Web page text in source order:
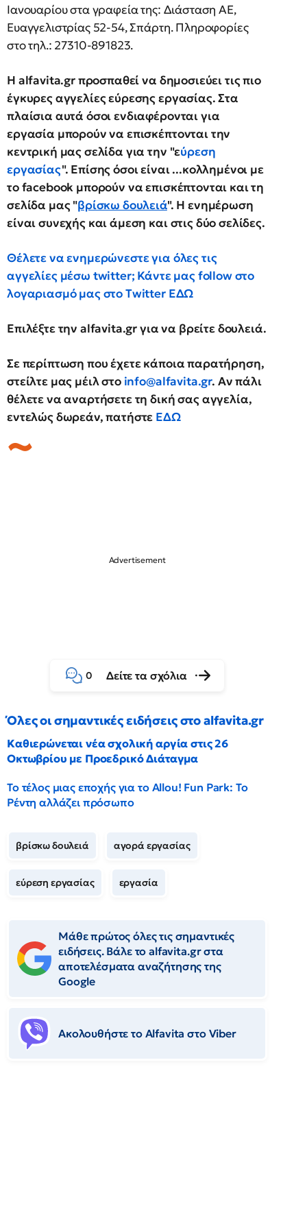
Ιανουαρίου στα γραφεία της: Διάσταση ΑΕ,
Ευαγγελιστρίας 52-54, Σπάρτη. Πληροφορίες
στο τηλ.: 27310-891823.
Η alfavita.gr προσπαθεί να δημοσιεύει τις πιο
έγκυρες αγγελίες εύρεσης εργασίας. Στα
πλαίσια αυτά όσοι ενδιαφέρονται για
εργασία μπορούν να επισκέπτονται την
κεντρική μας σελίδα για την "εύρεση
εργασίας". Επίσης όσοι είναι ...κολλημένοι με
το facebook μπορούν να επισκέπτονται και τη
σελίδα μας "βρίσκω δουλειά". Η ενημέρωση
είναι συνεχής και άμεση και στις δύο σελίδες.
Θέλετε να ενημερώνεστε για όλες τις
αγγελίες μέσω twitter; Κάντε μας follow στο
λογαριασμό μας στο Twitter ΕΔΩ
Επιλέξτε την alfavita.grγια να βρείτε δουλειά.
Σε περίπτωση που έχετε κάποια παρατήρηση,
στείλτε μας μέιλ στο info@alfavita.gr. Αν πάλι
θέλετε να αναρτήσετε τη δική σας αγγελία,
εντελώς δωρεάν, πατήστε ΕΔΩ
0 Δείτε τα σχόλια
Όλες οι σημαντικές ειδήσεις στο alfavita.gr
Καθιερώνεται νέα σχολική αργία στις 26
Οκτωβρίου με Προεδρικό Διάταγμα
Το τέλος μιας εποχής για το Allou! Fun Park: Το
Ρέντη αλλάζει πρόσωπο
βρίσκω δουλειά αγορά εργασίας
εύρεση εργασίας εργασία
Μάθε πρώτος όλες τις σημαντικές
ειδήσεις. Βάλε το alfavita.gr στα
αποτελέσματα αναζήτησης της
Google
Ακολουθήστε το Αlfavita στο Viber